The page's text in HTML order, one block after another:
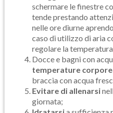
schermare le finestre
tende prestando
nelle ore diurne
caso di utilizzo di aria
regolare la
Docce e bagni con
temperature
braccia con acqua
Evitare di allenarsi
giornata;